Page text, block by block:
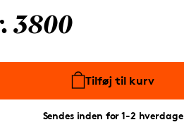
3800
Tilføj til kurv
Sendes inden for 1-2 hverdage